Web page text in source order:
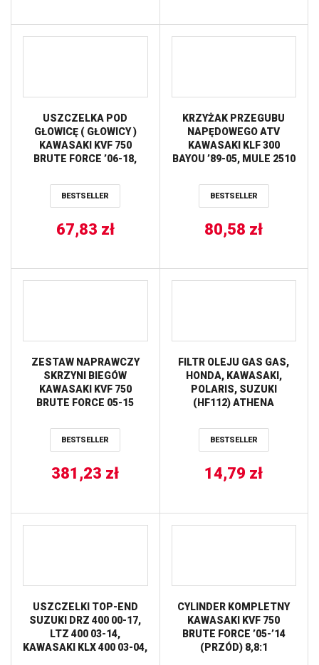
USZCZELKA POD
GŁOWICĘ ( GŁOWICY )
KAWASAKI KVF 750
BRUTE FORCE ’06-18,
ATHENA
BESTSELLER
67,83 zł
KRZYŻAK PRZEGUBU
NAPĘDOWEGO ATV
KAWASAKI KLF 300
BAYOU ’89-05, MULE 2510
BESTSELLER
80,58 zł
ZESTAW NAPRAWCZY
SKRZYNI BIEGÓW
KAWASAKI KVF 750
BRUTE FORCE 05-15
BESTSELLER
381,23 zł
FILTR OLEJU GAS GAS,
HONDA, KAWASAKI,
POLARIS, SUZUKI
(HF112) ATHENA
BESTSELLER
14,79 zł
USZCZELKI TOP-END
SUZUKI DRZ 400 00-17,
LTZ 400 03-14,
KAWASAKI KLX 400 03-04,
CYLINDER KOMPLETNY
KAWASAKI KVF 750
BRUTE FORCE ’05-’14
(PRZÓD) 8,8:1